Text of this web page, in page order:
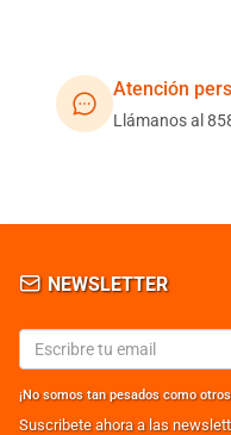
Atención
Llámanos al
NEWSLETTER
¡No somos tan pesados como
Suscribete ahora a las